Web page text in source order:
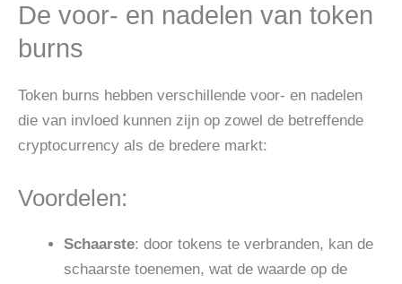
De voor- en nadelen van token
burns
Token burns hebben verschillende voor- en nadelen
die van invloed kunnen zijn op zowel de betreffende
cryptocurrency als de bredere markt:
Voordelen:
Schaarste: door tokens te verbranden, kan de
schaarste toenemen, wat de waarde op de